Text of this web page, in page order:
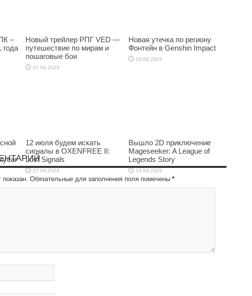
–
года
Новый трейлер РПГ VED —
путешествие по мирам и
пошаговые бои
27.09.2023
Новая утечка по региону
Фонтейн в Genshin Impact
26.06.2023
12 июля будем искать
сигналы в OXENFREE II:
Lost Signals
27.04.2023
Вышло 2D приключение
Mageseeker: A League of
Legends Story
24.04.2023
Обязательные для заполнения поля помечены *